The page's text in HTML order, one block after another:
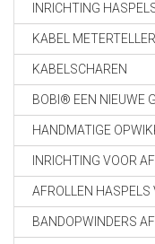
INRICHTING
KABEL
KABELSCHAREN
BOBI® EEN NIEUWE
HANDMATIGE
INRICHTING VOOR
AFROLLEN
BANDOPWINDERS